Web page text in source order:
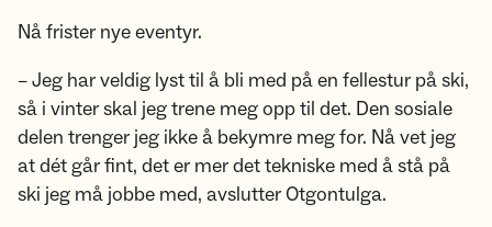
Nå frister nye eventyr.
– Jeg har veldig lyst til å bli med på en fellestur på ski,
så i vinter skal jeg trene meg opp til det. Den sosiale
delen trenger jeg ikke å bekymre meg for. Nå vet jeg
at dét går fint, det er mer det tekniske med å stå på
ski jeg må jobbe med, avslutter Otgontulga.